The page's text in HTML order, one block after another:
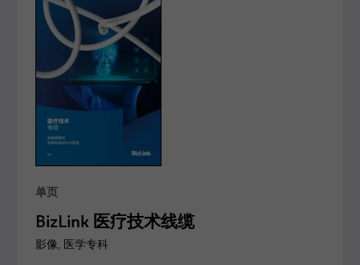
单页
BizLink 医疗技术线缆
影像 医学专科